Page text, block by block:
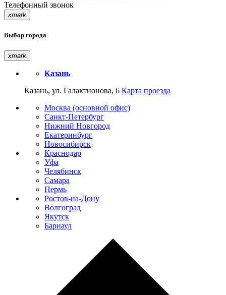
Телефонный звонок
xmark
Выбор города
xmark
Казань
Казань, ул. Галактионова, 6 Карта проезда
Москва (основной офис)
Санкт-Петербург
Нижний Новгород
Екатеринбург
Новосибирск
Краснодар
Уфа
Челябинск
Самара
Пермь
Ростов-на-Дону
Волгоград
Якутск
Барнаул